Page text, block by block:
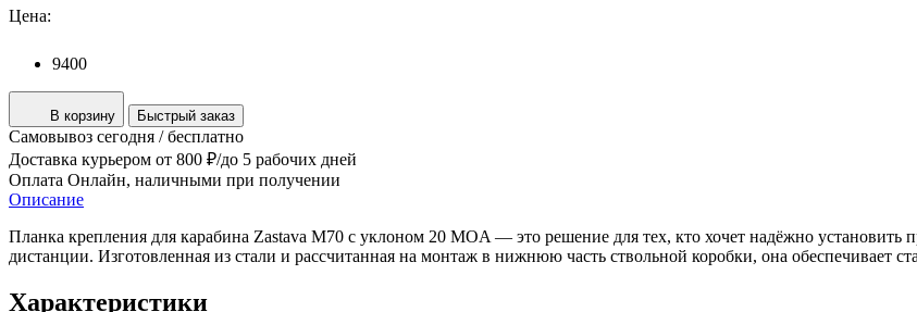
Цена:
9400
В корзину Быстрый заказ
Самовывоз сегодня / бесплатно
Доставка курьером от 800 ₽/до 5 рабочих дней
Оплата Онлайн, наличными при получении
Описание
Планка крепления для карабина Zastava M70 с уклоном 20 MOA — это решение для тех, кто хочет надёжно установить
дистанции. Изготовленная из стали и рассчитанная на монтаж в нижнюю часть ствольной коробки, она обеспечивает
Характеристики